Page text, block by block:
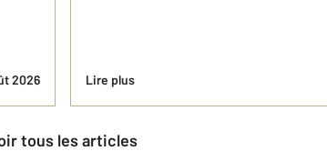
2026 Lire plus
tous les articles